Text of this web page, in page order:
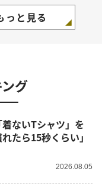
っと見る
グ
ないTシャツ」を
たら15秒くらい」
2026.08.05